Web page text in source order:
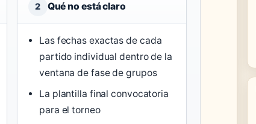
2 Qué no está claro
Las fechas exactas de cada
partido individual dentro de la
ventana de fase de grupos
La plantilla final convocatoria
para el torneo